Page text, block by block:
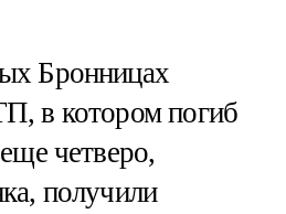
Бронницах
в котором погиб
четверо,
получили